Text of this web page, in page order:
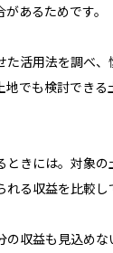
あるためです。
た活用法を調べ
地でも検討でき
ときには。対象
る収益を比較し
の収益も見込め